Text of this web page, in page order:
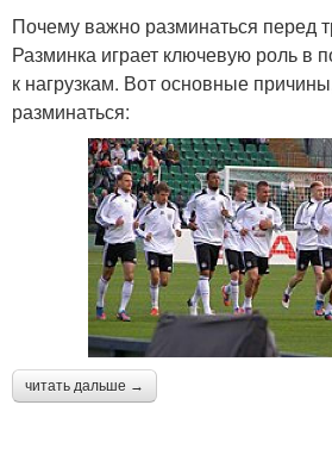
Почему важно разминаться перед
Разминка играет ключевую роль в
к нагрузкам. Вот основные
разминаться:
читать дальше →